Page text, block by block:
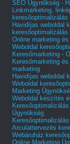
SEO Ügynökség -
Linkmarketing,
keresőoptimalizálás
Havidíjas weboldal
keresőoptimalizálás
Online marketing
Weboldal
Keresőmarketing -
Keresőmarketing
marketing
Havidíjas weboldal
Weboldal
Marketing
Weboldal készítés
Ügynökség
Arculattervezés
Webáruház
Online Marketing